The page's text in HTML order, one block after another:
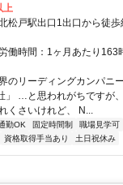
上
松戸駅出口1出口から徒
働時間：1ヶ月あたり
のリーディングカンパニ
」 …と思われがちですが
くさいけれど、 N...
勤OK 固定時間制 職場見学可
資格取得手当あり 土日祝休み